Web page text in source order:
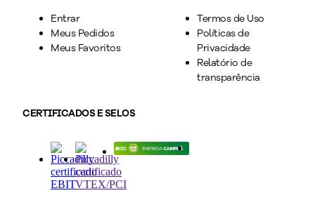
Entrar
Meus Pedidos
Meus Favoritos
Termos de Uso
Políticas de
Privacidade
Relatório de
transparência
CERTIFICADOS E SELOS